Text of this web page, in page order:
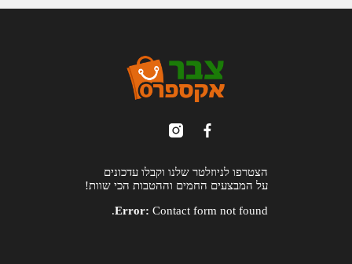
הצטרפו לניוזלטר שלנו וקבלו עדכונים
על המבצעים החמים וההטבות הכי שוות!
Error: Contact form not found.